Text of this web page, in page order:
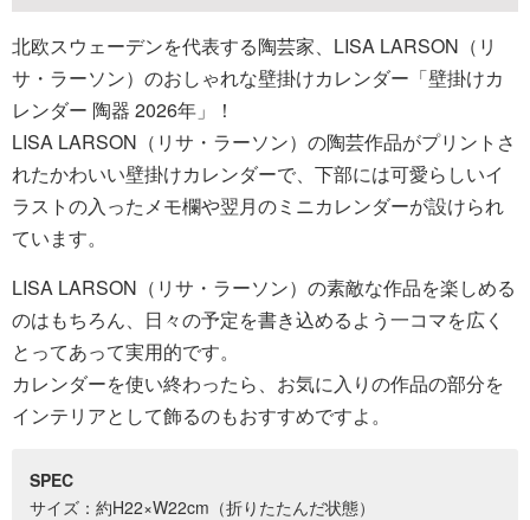
北欧スウェーデンを代表する陶芸家、LISA LARSON（リ
サ・ラーソン）のおしゃれな壁掛けカレンダー「壁掛けカ
レンダー 陶器 2026年」！
LISA LARSON（リサ・ラーソン）の陶芸作品がプリントさ
れたかわいい壁掛けカレンダーで、下部には可愛らしいイ
ラストの入ったメモ欄や翌月のミニカレンダーが設けられ
ています。
LISA LARSON（リサ・ラーソン）の素敵な作品を楽しめる
のはもちろん、日々の予定を書き込めるよう一コマを広く
とってあって実用的です。
カレンダーを使い終わったら、お気に入りの作品の部分を
インテリアとして飾るのもおすすめですよ。
SPEC
サイズ：約H22×W22cm（折りたたんだ状態）